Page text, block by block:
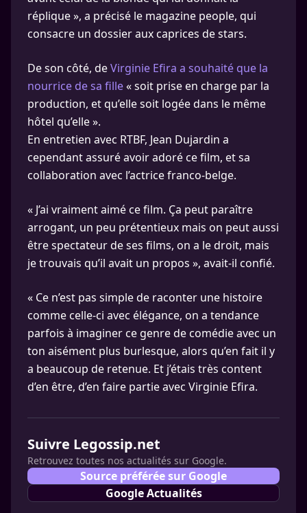
réplique », a précisé le magazine people, qui
consacre un dossier aux caprices de stars.
De son côté, deVirginie Efira a souhaité que la
nourrice de sa fille« soit prise en charge par la
production, et qu’elle soit logée dans le même
hôtel qu’elle ».
En entretien avec RTBF, Jean Dujardin a
cependant assuré avoir adoré ce film, et sa
collaboration avec l’actrice franco-belge.
« J’ai vraiment aimé ce film. Ça peut paraître
arrogant, un peu prétentieux mais on peut aussi
être spectateur de ses films, on a le droit, mais
je trouvais qu’il avait un propos », avait-il confié.
« Ce n’est pas simple de raconter une histoire
comme celle-ci avec élégance, on a tendance
parfois à imaginer ce genre de comédie avec un
ton aisément plus burlesque, alors qu’en fait il y
a beaucoup de retenue. Et j’étais très content
d’en être, d’en faire partie avec Virginie Efira.
Suivre Legossip.net
Retrouvez toutes nos actualités sur Google.
Source préférée sur Google
Google Actualités